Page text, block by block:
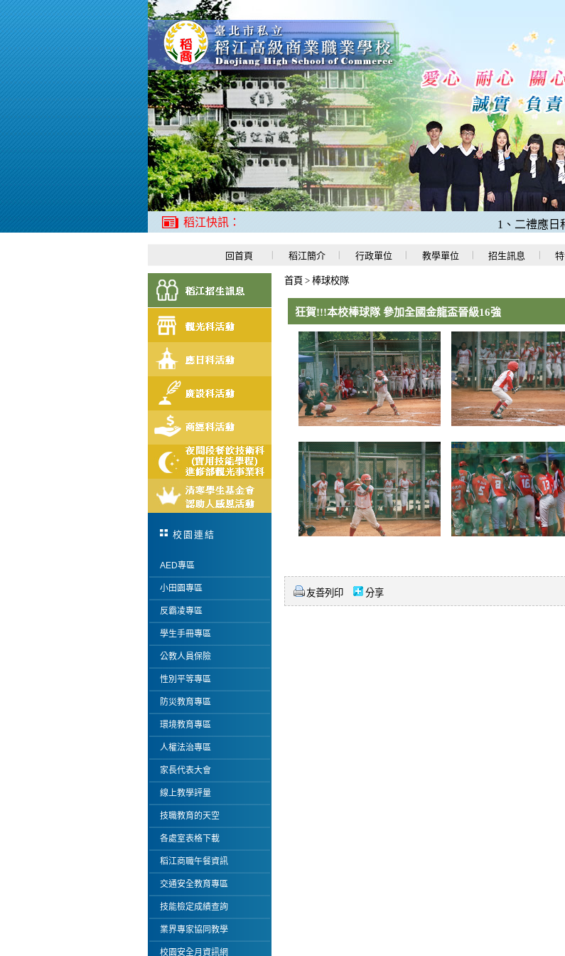
稻江快訊： 1、二禮應日科
回首頁 稻江簡介 行政單位 教學單位 招生訊息
校園連結
AED專區
小田園專區
反霸凌專區
學生手冊專區
公教人員保險
性別平等專區
防災教育專區
環境教育專區
人權法治專區
家長代表大會
線上教學評量
技職教育的天空
各處室表格下載
稻江商職午餐資訊
交通安全教育專區
技能檢定成績查詢
業界專家協同教學
校園安全月資訊網
首頁 > 棒球校隊
狂賀!!!本校棒球隊 參加全國金龍盃晉級16強
友善列印 分享